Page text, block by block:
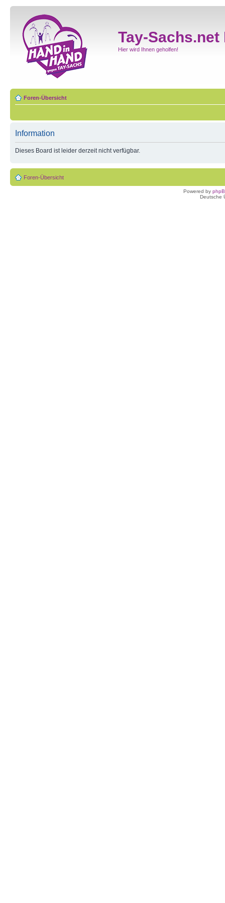
Tay-Sachs.net
Hier wird Ihnen geholfen!
Foren-Übersicht
Information
Dieses Board ist leider derzeit nicht verfügbar.
Foren-Übersicht
Powered by
Deutsche